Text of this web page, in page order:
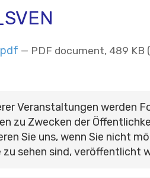
— PDF document, 489 KB
Veranstaltungen werden
zu Zwecken der
Sie uns, wenn Sie nicht
zu sehen sind, veröffentlicht